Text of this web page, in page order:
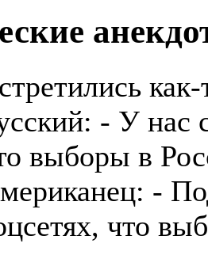
- У нас
выборы в
-
что